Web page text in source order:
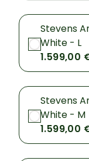
Stevens
White - L
1.599,00
Stevens
White - M
1.599,00